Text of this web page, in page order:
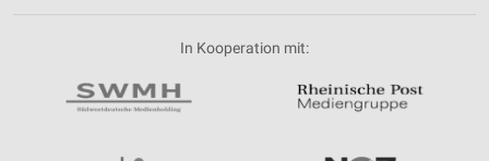
In Kooperation mit: